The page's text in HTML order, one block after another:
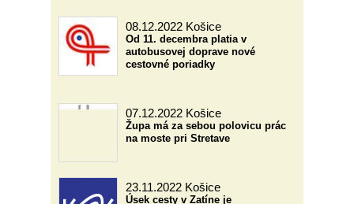
08.12.2022 Košice
Od 11. decembra platia v
autobusovej doprave nové
cestovné poriadky
07.12.2022 Košice
Župa má za sebou polovicu prác
na moste pri Stretave
23.11.2022 Košice
Úsek cesty v Zatíne je